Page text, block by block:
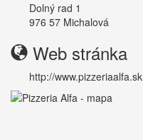
Dolný rad 1
976 57 Michalová
Web stránka
http://www.pizzeriaalfa.sk